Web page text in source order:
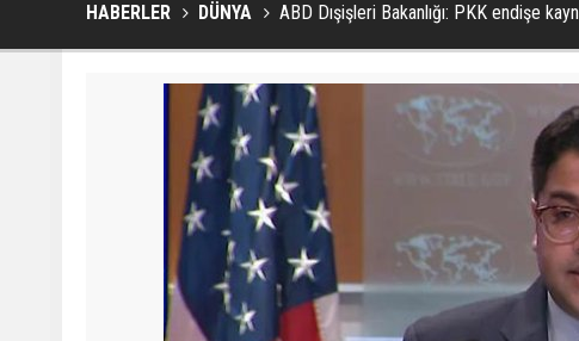
HABERLER DÜNYA ABD Dışişleri Bakanlığı: PKK endişe